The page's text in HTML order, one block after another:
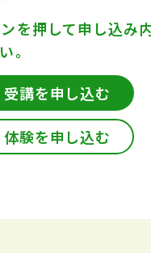
を押して申し込み
。
受講を申し込む
体験を申し込む